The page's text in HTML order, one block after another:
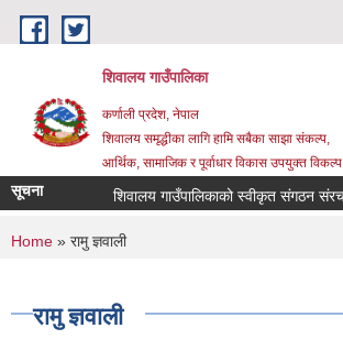
Skip to main content
शिवालय गाउँपालिका
कर्णाली प्रदेश, नेपाल
शिवालय समृद्धीका लागि हामि सबैका साझा संकल्प,
आर्थिक, सामाजिक र पूर्वाधार विकास उपयुक्त विकल्प
सूचना शिवालय गाउँपालिकाको स्वीकृत संगठन संरचना।
You are here
Home » रामु ज्ञवाली
रामु ज्ञवाली